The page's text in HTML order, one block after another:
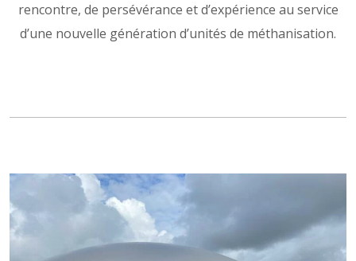
rencontre, de persévérance et d’expérience au service
d’une nouvelle génération d’unités de méthanisation.